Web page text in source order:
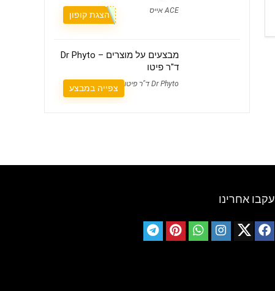
ACE אייס הצגת קופון
מבצעים על מוצרים – Dr Phyto
ד"ר פיטו
Dr Phyto ד"ר פיטו צפייה במבצע
עקבו אחרינו